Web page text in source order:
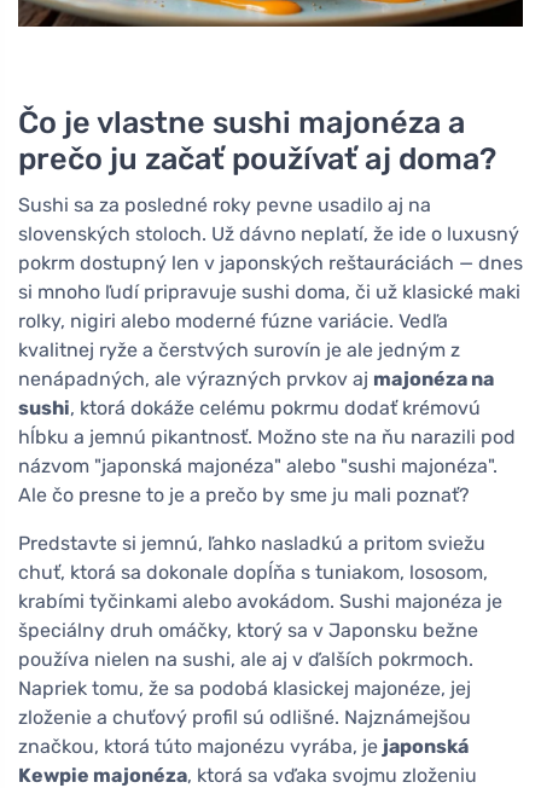
Čo je vlastne sushi majonéza a
prečo ju začať používať aj doma?
Sushi sa za posledné roky pevne usadilo aj na
slovenských stoloch. Už dávno neplatí, že ide o luxusný
pokrm dostupný len v japonských reštauráciách — dnes
si mnoho ľudí pripravuje sushi doma, či už klasické maki
rolky, nigiri alebo moderné fúzne variácie. Vedľa
kvalitnej ryže a čerstvých surovín je ale jedným z
nenápadných, ale výrazných prvkov aj majonéza na
sushi, ktorá dokáže celému pokrmu dodať krémovú
hĺbku a jemnú pikantnosť. Možno ste na ňu narazili pod
názvom "japonská majonéza" alebo "sushi majonéza".
Ale čo presne to je a prečo by sme ju mali poznať?
Predstavte si jemnú, ľahko nasladkú a pritom sviežu
chuť, ktorá sa dokonale dopĺňa s tuniakom, lososom,
krabími tyčinkami alebo avokádom. Sushi majonéza je
špeciálny druh omáčky, ktorý sa v Japonsku bežne
používa nielen na sushi, ale aj v ďalších pokrmoch.
Napriek tomu, že sa podobá klasickej majonéze, jej
zloženie a chuťový profil sú odlišné. Najznámejšou
značkou, ktorá túto majonézu vyrába, je japonská
Kewpie majonéza, ktorá sa vďaka svojmu zloženiu